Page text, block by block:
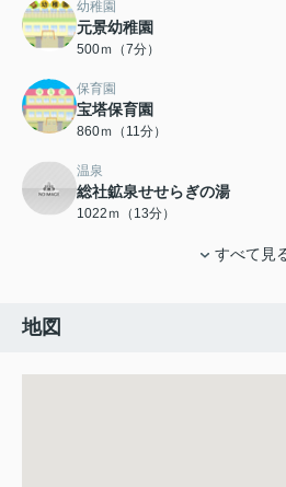
幼稚園
元景幼稚園
500ｍ（7分）
保育園
宝塔保育園
860ｍ（11分）
温泉
総社鉱泉せせらぎの湯
1022ｍ（13分）
すべて見
地図